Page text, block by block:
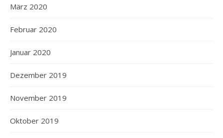
März 2020
Februar 2020
Januar 2020
Dezember 2019
November 2019
Oktober 2019